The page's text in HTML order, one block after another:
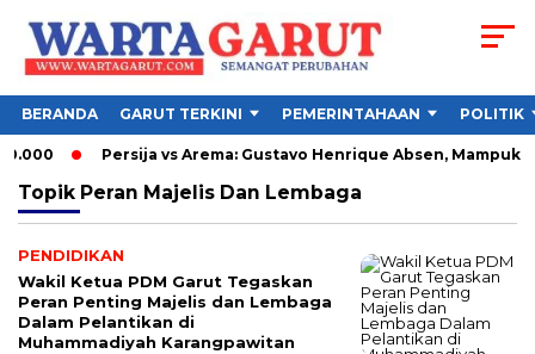
BERANDA GARUT TERKINI PEMERINTAHAAN POLITIK
Persija vs Arema: Gustavo Henrique Absen,
Topik Peran Majelis Dan Lembaga
PENDIDIKAN
Wakil Ketua PDM Garut Tegaskan
Peran Penting Majelis dan Lembaga
Dalam Pelantikan di
Muhammadiyah Karangpawitan